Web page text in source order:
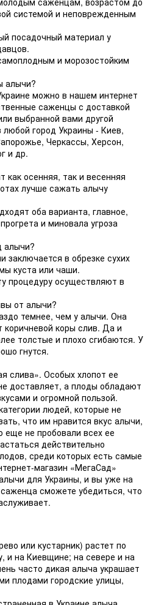
системой и неповрежденным
посадочный материал у
и морозостойким
алычи?
можно в нашем интернет
саженцы с доставкой
выбранной вами другой
любой город Украины - Киев,
Черкассы, Херсон,
и др.
как осенняя, так и весенняя
лучше сажать алычу
оба варианта, главное,
и миновала угроза
алычи?
в обрезке сухих
куста или чаши.
процедуру осуществляют в
от алычи?
темнее, чем у алычи. Она
коричневой коры слив. Да и
толстые и плохо сгибаются. У
гнутся.
слива». Особых хлопот ее
доставляет, а плоды обладают
и огромной пользой.
людей, которые не
что им нравится вкус алычи,
еще не пробовали всех ее
действительно
среди которых есть самые
магазин «МегаСад»
для Украины, и вы уже на
сможете убедиться, что
или кустарник) растет по
и на Киевщине; на севере и на
часто дикая алыча украшает
плодами городские улицы,